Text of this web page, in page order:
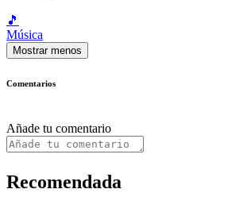
🎵
Música
Mostrar menos
Comentarios
Añade tu comentario
Recomendada